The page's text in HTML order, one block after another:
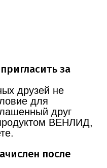
за
друзей не
для
друг
ВЕНЛИД,
после